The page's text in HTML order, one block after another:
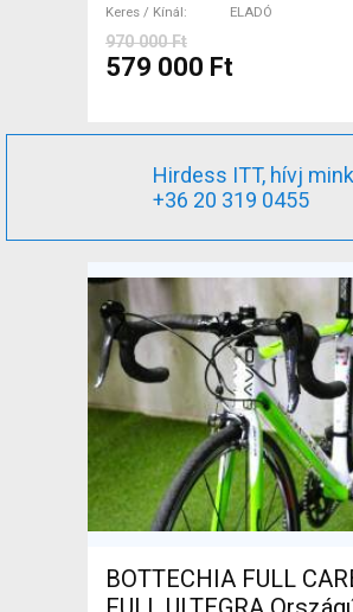
Keres / Kínál ELADÓ
970 000 Ft
579 000 Ft
Hirdess ITT, hívj
+36 20 319 0455
BOTTECHIA FULL